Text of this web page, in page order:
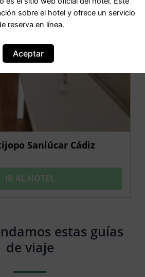
Sanlúcar Cádiz
IR AL HOTEL
estas guías
de viaje
sobre el hotel y ofrece un servicio
reserva en línea.
Aceptar